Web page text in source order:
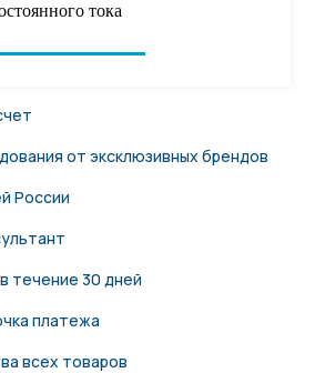
от эксклюзивных брендов
России
течение 30 дней
платежа
всех товаров